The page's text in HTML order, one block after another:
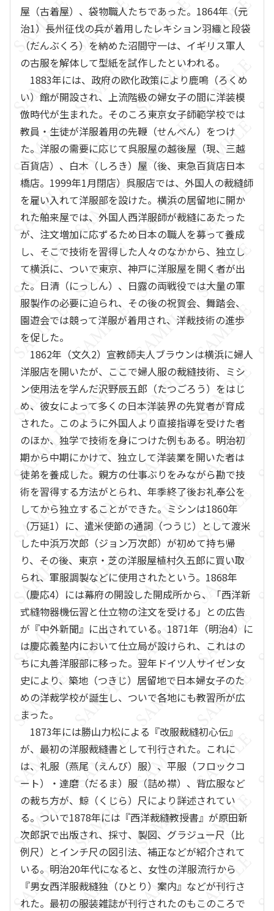
屋（古着屋）、袋物職人たちであった。1864年（元
治1）長州征伐の兵が着用したレキション羽織と段袋
（だんぶくろ）を納めた沼間守一は、イギリス軍人
の古服を解体して型紙を試作したといわれる。
1883年には、政府の欧化政策により鹿鳴（ろくめ
い）館が開設され、上流階級の婦女子の間に洋装模
倣時代が生まれた。そのころ東京女子師範学校では
教員・生徒が洋服着用の先鞭（せんべん）をつけ
た。洋服の需要に応じて呉服屋の越後屋（現、三越
百貨店）、白木（しろき）屋（後、東急百貨店日本
橋店。1999年1月閉店）呉服店では、外国人の裁縫師
を雇い入れて洋服部を設けた。横浜の居留地に開か
れた舶来屋では、外国人西洋服師が裁縫にあたった
が、注文増加に応ずるため日本の職人を募って養成
し、そこで技術を習得した人々のなかから、独立し
て横浜に、ついで東京、神戸に洋服屋を開く者が出
た。日清（にっしん）、日露の両戦役では大量の軍
服製作の必要に迫られ、その後の祝賀会、舞踏会、
園遊会では競って洋服が着用され、洋裁技術の進歩
を促した。
1862年（文久2）宣教師夫人ブラウンは横浜に婦人
洋服店を開いたが、ここで婦人服の裁縫技術、ミシ
ン使用法を学んだ沢野辰五郎（たつごろう）をはじ
め、彼女によって多くの日本洋装界の先覚者が育成
された。このように外国人より直接指導を受けた者
のほか、独学で技術を身につけた例もある。明治初
期から中期にかけて、独立して洋装業を開いた者は
徒弟を養成した。親方の仕事ぶりをみながら勘で技
術を習得する方法がとられ、年季終了後お礼奉公を
してから独立することができた。ミシンは1860年
（万延1）に、遣米使節の通詞（つうじ）として渡米
した中浜万次郎（ジョン万次郎）が初めて持ち帰
り、その後、東京・芝の洋服屋植村久五郎に買い取
られ、軍服調製などに使用されたという。1868年
（慶応4）には幕府の開設した開成所から、「西洋新
式縫物器機伝習と仕立物の注文を受ける」との広告
が『中外新聞』に出されている。1871年（明治4）に
は慶応義塾内において仕立局が設けられ、これはの
ちに丸善洋服部に移った。翌年ドイツ人サイゼン女
史により、築地（つきじ）居留地で日本婦女子のた
めの洋裁学校が誕生し、ついで各地にも教習所が広
まった。
1873年には勝山力松による『改服裁縫初心伝』
が、最初の洋服裁縫書として刊行された。これに
は、礼服（燕尾（えんび）服）、平服（フロックコ
ート）・達磨（だるま）服（詰め襟）、背広服など
の裁ち方が、鯨（くじら）尺により詳述されてい
る。ついで1878年には『西洋裁縫教授書』が原田新
次郎訳で出版され、採寸、製図、グラジュー尺（比
例尺）とインチ尺の図引法、補正などが紹介されて
いる。明治20年代になると、女性の洋服流行から
『男女西洋服裁縫独（ひとり）案内』などが刊行さ
れた。最初の服装雑誌が刊行されたのもこのころで